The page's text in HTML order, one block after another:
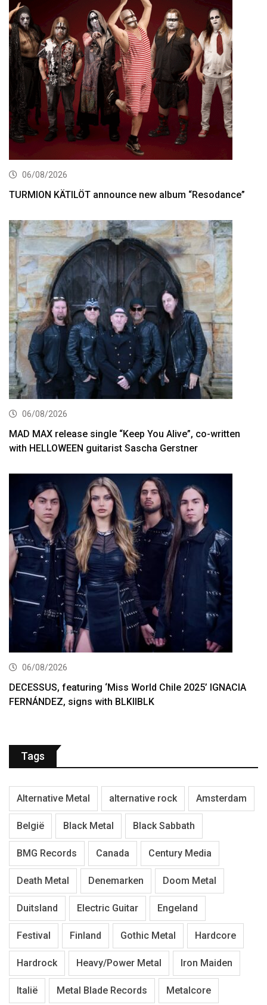
06/08/2026
TURMION KÄTILÖT announce new album “Resodance”
06/08/2026
MAD MAX release single “Keep You Alive”, co-written
with HELLOWEEN guitarist Sascha Gerstner
06/08/2026
DECESSUS, featuring ‘Miss World Chile 2025’ IGNACIA
FERNÁNDEZ, signs with BLKIIBLK
Tags
Alternative Metal alternative rock Amsterdam
België Black Metal Black Sabbath
BMG Records Canada Century Media
Death Metal Denemarken Doom Metal
Duitsland Electric Guitar Engeland
Festival Finland Gothic Metal Hardcore
Hardrock Heavy/Power Metal Iron Maiden
Italië Metal Blade Records Metalcore